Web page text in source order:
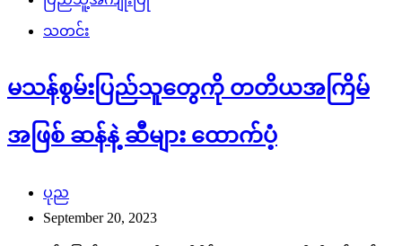
သတင်း
မသန်စွမ်းပြည်သူတွေကို တတိယအကြိမ်
အဖြစ် ဆန်နဲ့ ဆီများ ထောက်ပံ့
ပုည
September 20, 2023